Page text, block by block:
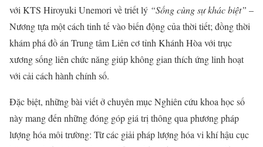
với KTS Hiroyuki Unemori về triết lý “Sống cùng sự khác biệt” –
Nương tựa một cách tinh tế vào biến động của thời tiết; đồng thời
khám phá đồ án Trung tâm Liên cơ tỉnh Khánh Hòa với trục
xương sống liên chức năng giúp không gian thích ứng linh hoạt
với cải cách hành chính số.
Đặc biệt, những bài viết ở chuyên mục Nghiên cứu khoa học số
này mang đến những đóng góp giá trị thông qua phương pháp
lượng hóa môi trường: Từ các giải pháp lượng hóa vi khí hậu cục